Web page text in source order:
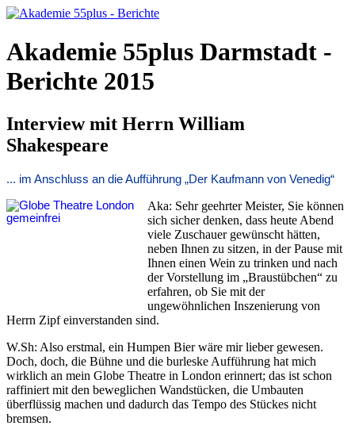
Akademie 55plus Darmstadt -
Berichte 2015
Interview mit Herrn William
Shakespeare
... im Anschluss an die Aufführung „Der Kaufmann von Venedig“
Aka: Sehr geehrter Meister, Sie können
sich sicher denken, dass heute Abend
viele Zuschauer gewünscht hätten,
neben Ihnen zu sitzen, in der Pause mit
Ihnen einen Wein zu trinken und nach
der Vorstellung im „Braustübchen“ zu
erfahren, ob Sie mit der
ungewöhnlichen Inszenierung von
Herrn Zipf einverstanden sind.
W.Sh: Also erstmal, ein Humpen Bier wäre mir lieber gewesen.
Doch, doch, die Bühne und die burleske Aufführung hat mich
wirklich an mein Globe Theatre in London erinnert; das ist schon
raffiniert mit den beweglichen Wandstücken, die Umbauten
überflüssig machen und dadurch das Tempo des Stückes nicht
bremsen.